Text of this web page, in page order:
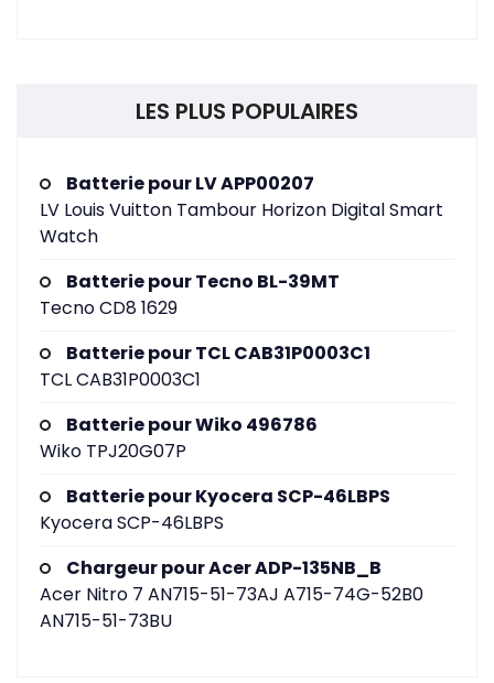
LES PLUS POPULAIRES
Batterie pour LV APP00207
LV Louis Vuitton Tambour Horizon Digital Smart
Watch
Batterie pour Tecno BL-39MT
Tecno CD8 1629
Batterie pour TCL CAB31P0003C1
TCL CAB31P0003C1
Batterie pour Wiko 496786
Wiko TPJ20G07P
Batterie pour Kyocera SCP-46LBPS
Kyocera SCP-46LBPS
Chargeur pour Acer ADP-135NB_B
Acer Nitro 7 AN715-51-73AJ A715-74G-52B0
AN715-51-73BU